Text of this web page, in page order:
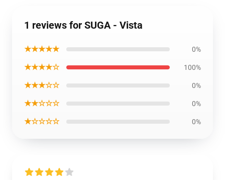
1 reviews for SUGA - Vista
★★★★★ 0%
★★★★☆ 100%
★★★☆☆ 0%
★★☆☆☆ 0%
★☆☆☆☆ 0%